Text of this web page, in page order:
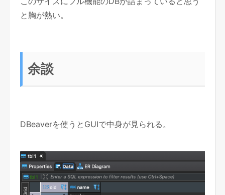
と胸が熱い。
余談
DBeaverを使うとGUIで中身が見られる。